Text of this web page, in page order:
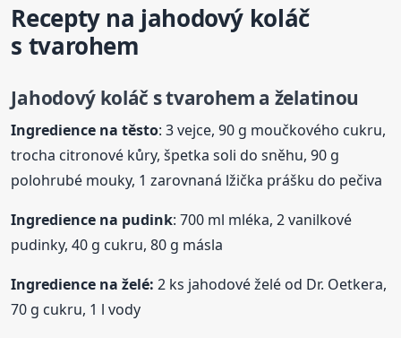
Recepty na jahodový koláč
s tvarohem
Jahodový koláč s tvarohem a želatinou
Ingredience na těsto: 3 vejce, 90 g moučkového cukru,
trocha citronové kůry, špetka soli do sněhu, 90 g
polohrubé mouky, 1 zarovnaná lžička prášku do pečiva
Ingredience na pudink: 700 ml mléka, 2 vanilkové
pudinky, 40 g cukru, 80 g másla
Ingredience na želé: 2 ks jahodové želé od Dr. Oetkera,
70 g cukru, 1 l vody